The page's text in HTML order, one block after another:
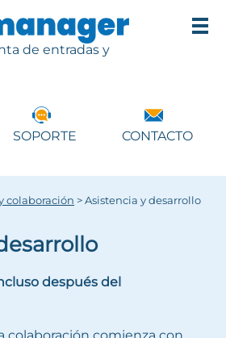
de entradas y
SOPORTE CONTACTO
colaboración >Asistencia y desarrollo
después del